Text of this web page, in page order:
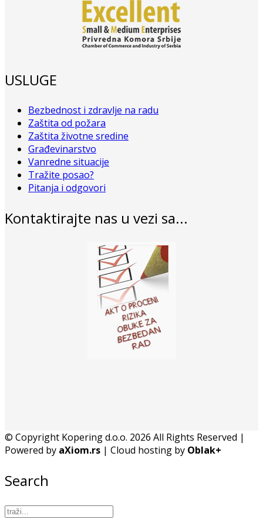
USLUGE
Bezbednost i zdravlje na radu
Zaštita od požara
Zaštita životne sredine
Građevinarstvo
Vanredne situacije
Tražite posao?
Pitanja i odgovori
Kontaktirajte nas u vezi sa...
© Copyright Kopering d.o.o. 2026 All Rights Reserved |
Powered by aXiom.rs | Cloud hosting by Oblak+
Search